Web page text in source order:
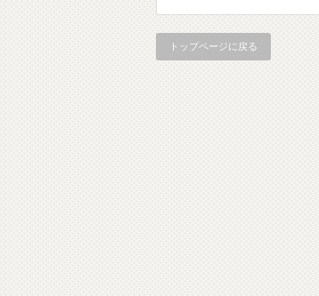
トップページに戻る